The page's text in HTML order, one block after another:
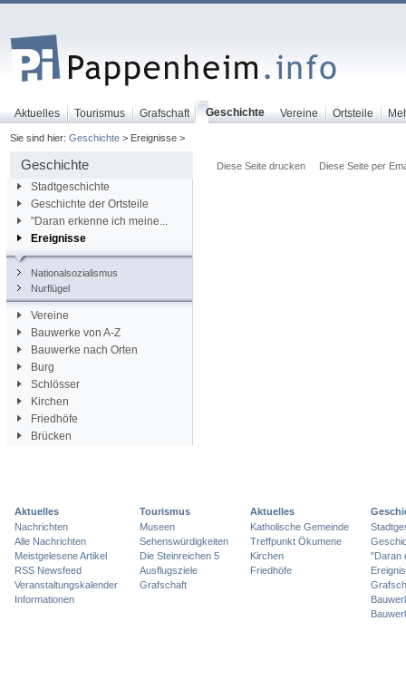
Aktuelles Tourismus Grafschaft Geschichte Vereine Ortsteile
Sie sind hier: Geschichte> Ereignisse >
Geschichte
Stadtgeschichte
Geschichte der Ortsteile
"Daran erkenne ich meine...
Ereignisse
Nationalsozialismus
Nurflügel
Vereine
Bauwerke von A-Z
Bauwerke nach Orten
Burg
Schlösser
Kirchen
Friedhöfe
Brücken
Diese Seite drucken Diese Seite per
Aktuelles
Nachrichten
Alle Nachrichten
Meistgelesene Artikel
RSS Newsfeed
Veranstaltungskalender
Informationen
Tourismus
Museen
Sehenswürdigkeiten
Die Steinreichen 5
Ausflugsziele
Grafschaft
Aktuelles
Katholische Gemeinde
Treffpunkt Ökumene
Kirchen
Friedhöfe
"Daran